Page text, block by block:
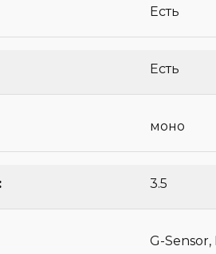
Есть
Есть
моно
3.5
G-